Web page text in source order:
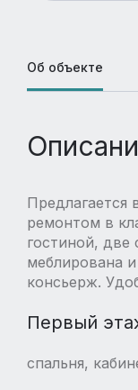
Об объекте
Предлагается
ремонтом в
гостиной, две
меблирована
консьерж.
Первый
спальня,